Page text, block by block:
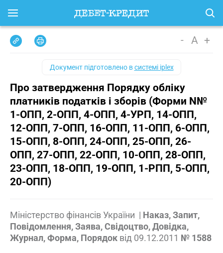
- A +
Документ підготовлено всистемі iplex
Про затвердження Порядку обліку
платників податків і зборів (Форми N№
1-ОПП, 2-ОПП, 4-ОПП, 4-УРП, 14-ОПП,
12-ОПП, 7-ОПП, 16-ОПП, 11-ОПП, 6-ОПП,
15-ОПП, 8-ОПП, 24-ОПП, 25-ОПП, 26-
ОПП, 27-ОПП, 22-ОПП, 10-ОПП, 28-ОПП,
23-ОПП, 18-ОПП, 19-ОПП, 1-РПП, 5-ОПП,
20-ОПП)
Міністерство фінансів України | Наказ, Запит,
Повідомлення, Заява, Свідоцтво, Довідка,
Журнал, Форма, Порядок від 09.12.2011 № 1588